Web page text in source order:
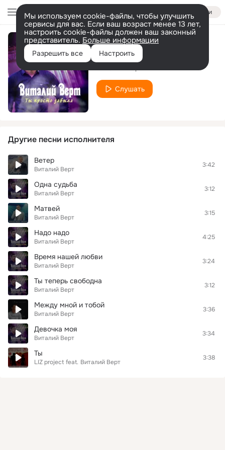
Войти
Мы используем cookie-файлы, чтобы улучшить
сервисы для вас. Если ваш возраст менее 13 лет,
настроить cookie-файлы должен ваш законный
представитель. Больше информации
Разрешить все Настроить
Ты просто забыла
Слушать
Другие песни исполнителя
Ветер
Виталий Верт
3:42
Одна судьба
Виталий Верт
3:12
Матвей
Виталий Верт
3:15
Надо надо
Виталий Верт
4:25
Время нашей любви
Виталий Верт
3:24
Ты теперь свободна
Виталий Верт
3:12
Между мной и тобой
Виталий Верт
3:36
Девочка моя
Виталий Верт
3:34
Ты
LIZ project feat. Виталий Верт
3:38